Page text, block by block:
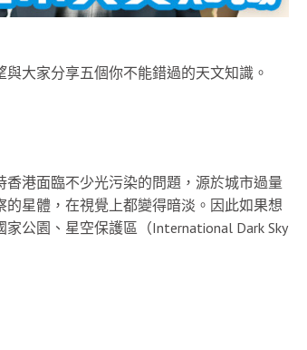
大家分享五個你不能錯過的天文知識。
港面臨不少光污染的問題，源於城市過量
星體，在視覺上都變得暗淡。因此如果想
公園、星空保護區（International Dark Sky